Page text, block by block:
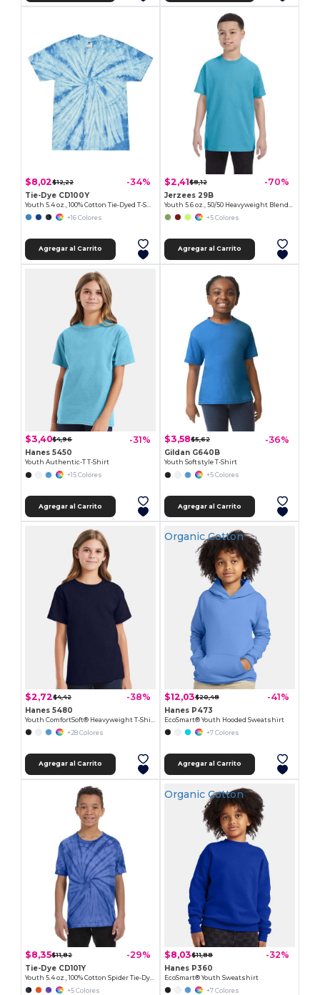
$8,02$12,22 -34%
Tie-Dye CD100Y
+16 Colores
Agregar al Carrito
$2,41$8,12 -70%
Jerzees 29B
+5 Colores
Agregar al Carrito
$3,40$4,96 -31%
Hanes 5450
Youth Authentic-T T-Shirt
+15 Colores
Agregar al Carrito
$3,58$5,62 -36%
Gildan G640B
Youth Softstyle T-Shirt
+5 Colores
Agregar al Carrito
$2,72$4,42 -38%
Hanes 5480
+28 Colores
Agregar al Carrito
Organic Cotton
$12,03$20,48 -41%
Hanes P473
EcoSmart® Youth Hooded Sweatshirt
+7 Colores
Agregar al Carrito
$8,35$11,82 -29%
Tie-Dye CD101Y
+5 Colores
Organic Cotton
$8,03$11,88 -32%
Hanes P360
EcoSmart® Youth Sweatshirt
+7 Colores